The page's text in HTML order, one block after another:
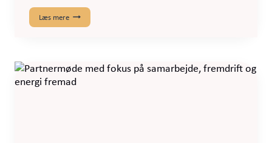
Læs mere Haybuster-
teknologi